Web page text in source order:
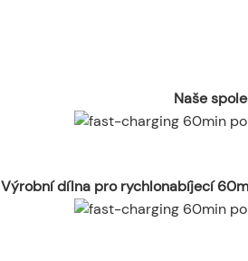
Naše
Výrobní dílna pro rychlonabíjecí